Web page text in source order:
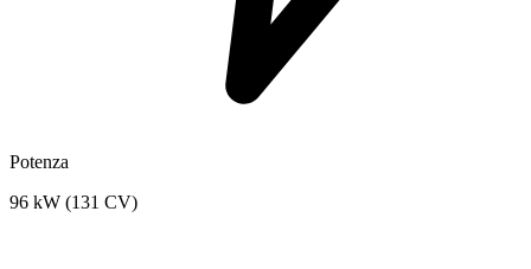
Potenza
96 kW (131 CV)